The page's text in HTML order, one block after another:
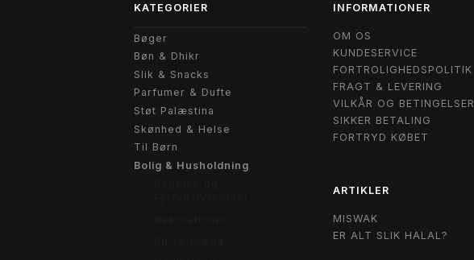
KATEGORIER
Bøger
Bøn & Dhikr
Slik & Snacks
Parfumer & Dufte
Støt Palæstina
Skønhed & Helse
Til Børn
Bolig & Husholdning
INFORMATIONER
OM OS
KUNDESERVICE
FORTROLIGHEDSPOLITIK
FRAGT & LEVERING
VILKÅR OG BETINGELSER
SIKKER BETALING
FORTRYD KØBET
ARTIKLER
MISWAK
ER ALT SLIK HALAL?